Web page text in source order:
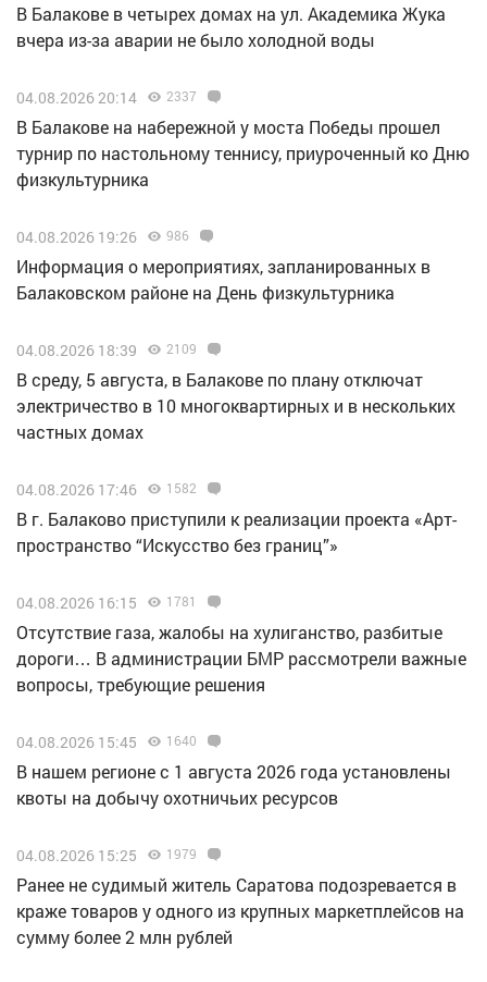
В Балакове в четырех домах на ул. Академика Жука
вчера из-за аварии не было холодной воды
04.08.2026 20:14 2337
В Балакове на набережной у моста Победы прошел
турнир по настольному теннису, приуроченный ко Дню
физкультурника
04.08.2026 19:26 986
Информация о мероприятиях, запланированных в
Балаковском районе на День физкультурника
04.08.2026 18:39 2109
В среду, 5 августа, в Балакове по плану отключат
электричество в 10 многоквартирных и в нескольких
частных домах
04.08.2026 17:46 1582
В г. Балаково приступили к реализации проекта «Арт-
пространство “Искусство без границ”»
04.08.2026 16:15 1781
Отсутствие газа, жалобы на хулиганство, разбитые
дороги… В администрации БМР рассмотрели важные
вопросы, требующие решения
04.08.2026 15:45 1640
В нашем регионе с 1 августа 2026 года установлены
квоты на добычу охотничьих ресурсов
04.08.2026 15:25 1979
Ранее не судимый житель Саратова подозревается в
краже товаров у одного из крупных маркетплейсов на
сумму более 2 млн рублей